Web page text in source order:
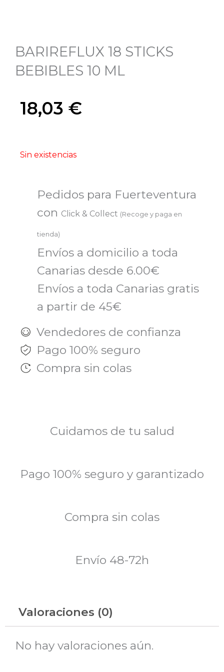
BARIREFLUX 18 STICKS
BEBIBLES 10 ML
18,03 €
Sin existencias
Pedidos para Fuerteventura
con Click & Collect (Recoge y paga en
tienda)
Envíos a domicilio a toda
Canarias desde 6.00€
Envíos a toda Canarias gratis
a partir de 45€
Vendedores de confianza
Pago 100% seguro
Compra sin colas
Cuidamos de tu salud
Pago 100% seguro y garantizado
Compra sin colas
Envío 48-72h
Valoraciones (0)
No hay valoraciones aún.